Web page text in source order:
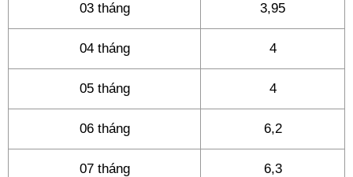
03 tháng 3,95
04 tháng 4
05 tháng 4
06 tháng 6,2
07 tháng 6,3